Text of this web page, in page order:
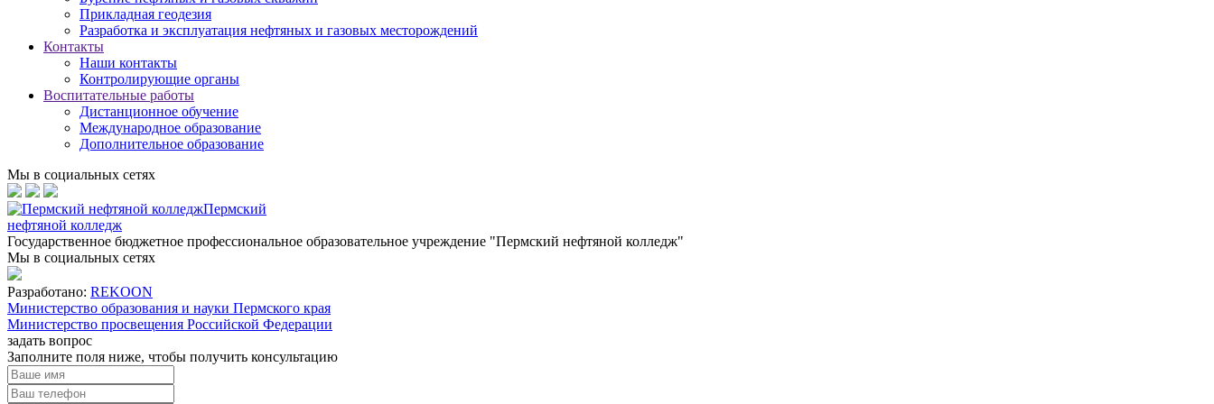
Прикладная геодезия
Разработка и эксплуатация нефтяных и газовых месторождений
Контакты
Наши контакты
Контролирующие органы
Воспитательные работы
Дистанционное обучение
Международное образование
Дополнительное образование
Мы в социальных сетях
Пермский
нефтяной колледж
Государственное бюджетное профессиональное образовательное учреждение "Пермский нефтяной колледж"
Мы в социальных сетях
Разработано: REKOON
Министерство образования и науки Пермского края
Министерство просвещения Российской Федерации
задать вопрос
Заполните поля ниже, чтобы получить консультацию